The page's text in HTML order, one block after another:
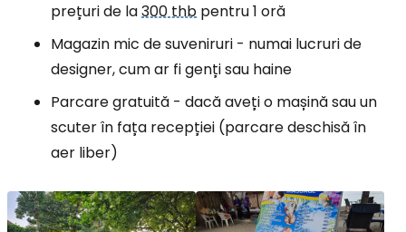
prețuri de la300 thb pentru 1 oră
Magazin mic de suveniruri - numai lucruri de
designer, cum ar fi genți sau haine
Parcare gratuită - dacă aveți o mașină sau un
scuter în fața recepției (parcare deschisă în
aer liber)